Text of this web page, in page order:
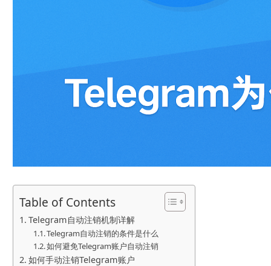
Table of Contents
Telegram自动注销机制详解
Telegram自动注销的条件是什么
如何避免Telegram账户自动注销
如何手动注销Telegram账户